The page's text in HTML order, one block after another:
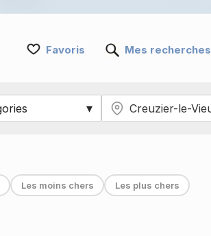
Favoris Mes recherches
Les moins chers Les plus chers